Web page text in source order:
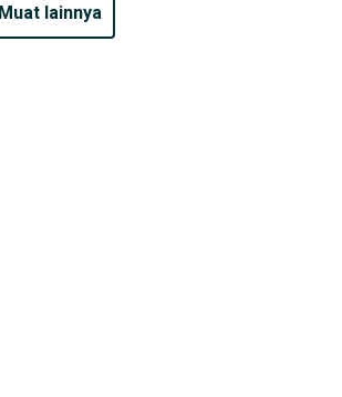
muat lainnya